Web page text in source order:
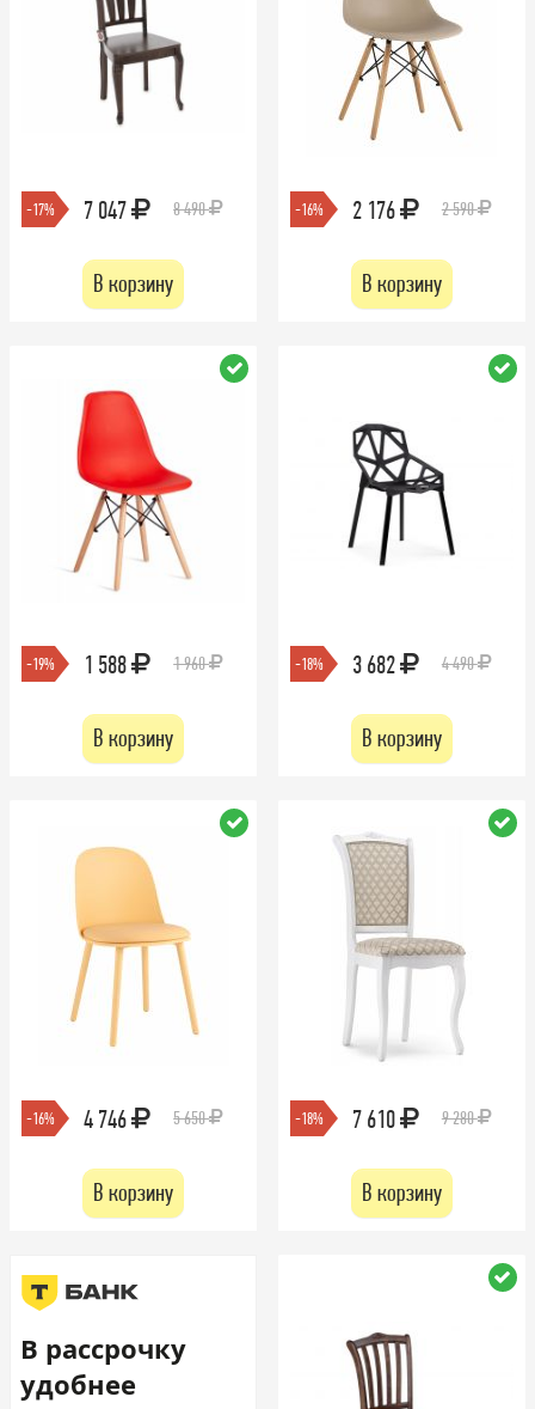
-17% 7 047 8 490
В корзину
-16% 2 176 2 590
В корзину
-19% 1 588 1 960
В корзину
-18% 3 682 4 490
В корзину
-16% 4 746 5 650
В корзину
-18% 7 610 9 280
В корзину
В рассрочку
удобнее